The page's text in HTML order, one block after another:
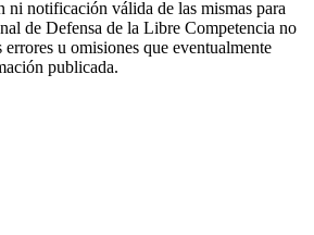
ni notificación válida de las mismas para
de Defensa de la Libre Competencia no
u omisiones que eventualmente
publicada.